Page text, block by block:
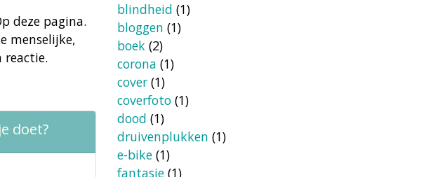
deze pagina.
menselijke,
reactie.
doet?
blindheid (1)
bloggen (1)
boek (2)
corona (1)
cover (1)
coverfoto (1)
dood (1)
druivenplukken (1)
e-bike (1)
fantasie (1)